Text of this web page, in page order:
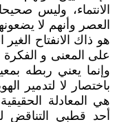
الانتماء، وليس
العصر وأنهم لا
هو ذاك الانفتاح
على المعنى و الفكرة
وإنما يعني ربطه
باختصار لا لتدمير
هي المعادلة
أحد قطبي التناقض